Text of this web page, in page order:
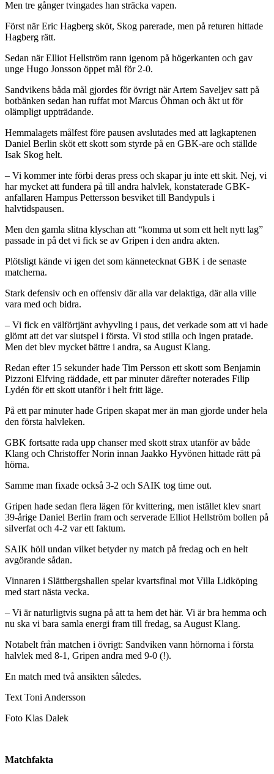
Men tre gånger tvingades han sträcka vapen.
Först när Eric Hagberg sköt, Skog parerade, men på returen hittade
Hagberg rätt.
Sedan när Elliot Hellström rann igenom på högerkanten och gav
unge Hugo Jonsson öppet mål för 2-0.
Sandvikens båda mål gjordes för övrigt när Artem Saveljev satt på
botbänken sedan han ruffat mot Marcus Öhman och åkt ut för
olämpligt uppträdande.
Hemmalagets målfest före pausen avslutades med att lagkaptenen
Daniel Berlin sköt ett skott som styrde på en GBK-are och ställde
Isak Skog helt.
– Vi kommer inte förbi deras press och skapar ju inte ett skit. Nej, vi
har mycket att fundera på till andra halvlek, konstaterade GBK-
anfallaren Hampus Pettersson besviket till Bandypuls i
halvtidspausen.
Men den gamla slitna klyschan att “komma ut som ett helt nytt lag”
passade in på det vi fick se av Gripen i den andra akten.
Plötsligt kände vi igen det som kännetecknat GBK i de senaste
matcherna.
Stark defensiv och en offensiv där alla var delaktiga, där alla ville
vara med och bidra.
– Vi fick en välförtjänt avhyvling i paus, det verkade som att vi hade
glömt att det var slutspel i första. Vi stod stilla och ingen pratade.
Men det blev mycket bättre i andra, sa August Klang.
Redan efter 15 sekunder hade Tim Persson ett skott som Benjamin
Pizzoni Elfving räddade, ett par minuter därefter noterades Filip
Lydén för ett skott utanför i helt fritt läge.
På ett par minuter hade Gripen skapat mer än man gjorde under hela
den första halvleken.
GBK fortsatte rada upp chanser med skott strax utanför av både
Klang och Christoffer Norin innan Jaakko Hyvönen hittade rätt på
hörna.
Samme man fixade också 3-2 och SAIK tog time out.
Gripen hade sedan flera lägen för kvittering, men istället klev snart
39-årige Daniel Berlin fram och serverade Elliot Hellström bollen på
silverfat och 4-2 var ett faktum.
SAIK höll undan vilket betyder ny match på fredag och en helt
avgörande sådan.
Vinnaren i Slättbergshallen spelar kvartsfinal mot Villa Lidköping
med start nästa vecka.
– Vi är naturligtvis sugna på att ta hem det här. Vi är bra hemma och
nu ska vi bara samla energi fram till fredag, sa August Klang.
Notabelt från matchen i övrigt: Sandviken vann hörnorna i första
halvlek med 8-1, Gripen andra med 9-0 (!).
En match med två ansikten således.
Text Toni Andersson
Foto Klas Dalek
Matchfakta